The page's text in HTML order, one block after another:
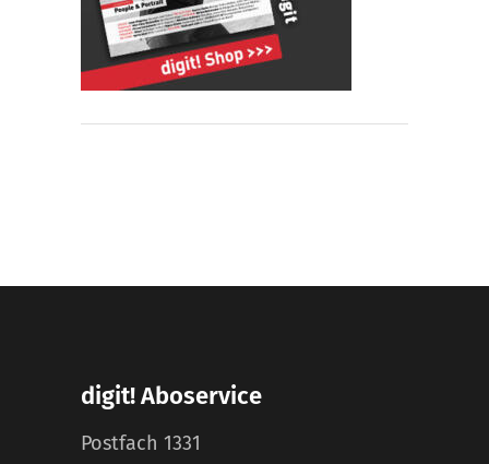
digit! Aboservice
Postfach 1331